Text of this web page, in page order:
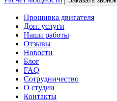
Прошивка двигателя
Доп. услуги
Наши работы
Отзывы
Новости
Блог
FAQ
Сотрудничество
О студии
Контакты